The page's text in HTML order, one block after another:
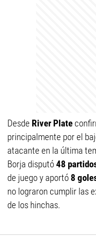
Desde River Plate
principalmente por el
atacante en la última
Borja disputó48
de juego y aportó 8
no lograron cumplir las
de los hinchas.